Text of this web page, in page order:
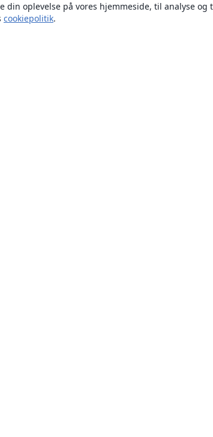
din oplevelse på vores hjemmeside, til analyse
cookiepolitik.